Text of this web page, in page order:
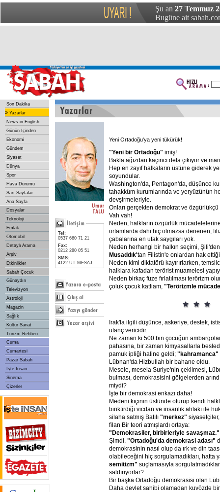
Şu an 27 Temmuz
Bugüne ait
Son Dakika
» Yazarlar
News in English
Günün İçinden
Ekonomi
Gündem
Siyaset
Dünya
Spor
Hava Durumu
Sarı Sayfalar
Ana Sayfa
Dosyalar
Teknoloji
Emlak
Otomobil
Detaylı Arama
Arşiv
Etkinlikler
Sabah Çocuk
Günaydın
Televizyon
Astroloji
Magazin
Sağlık
Kültür Sanat
Turizm Rehberi
Cuma
Cumartesi
Pazar Sabah
İşte İnsan
Sinema
Çizerler
Tel:
0537 660 71 21
Fax:
0212 280 05 51
SMS:
4122-UT MESAJ
Yeni Ortadoğu'ya yeni tükürük!
"Yeni bir Ortadoğu" imiş!
Bakla ağızdan kaçıncı defa çıkıyor ve
Hep en zayıf halkaların üstüne giderek
soyundular.
Washington'da, Pentagon'da, düşünce
tahakküm kurumlarında ve yeryüzünün
devşirmeleriyle.
Onları gerçekten demokrat ve
Vah vah!
Neden, halkların özgürlük
ortamlarda dahi hiç olmazsa denenen,
çabalarına en ufak saygıları yok.
Neden herhangi bir halkın seçimi,
Musaddık'tan Filistin'e onlardan hak ettiği
Neden kimi diktatörü kayırırlarken,
halklara kafadan terörist muamelesi
Neden birkaç füze fırlatılması terörizm
çoluk çocuk katliam, "Terörizmle
Irak'la ilgili düşünce, askeriye, destek,
utanç vericidir.
Ne zaman ki 500 bin çocuğun
pahasına, bir zaman kimyasallarla
pamuk ipliği haline geldi; "kahramanca"
Lübnan'da Hizbullah bir bahane oldu.
Mesele, mesela Suriye'nin çekilmesi,
bulması, demokrasisini gölgelerden
miydi?
İşte bir demokrasi enkazı daha!
Medeni kıçının üstünde oturup kendi
biriktirdiği vicdan ve insanlık ahlakı ile
silaha satmış Batılı "merkez"
filan Bir teori atmışlardı ortaya:
"Demokrasiler, birbirleriyle savaşmaz."
Şimdi, "Ortadoğu'da demokrasi adası"
demokrasinin nasıl olup da ırk ve din
olabileceğini hiç sorgulamadıkları, hatta
semitizm" suçlamasıyla
saldırıyorlar?
Bir başka Ortadoğu demokrasisi olan
Daha devlet sahibi olamadan kuvözde